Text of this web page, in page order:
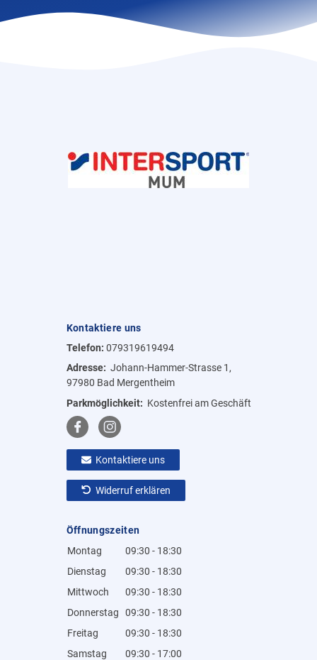
Kontaktiere uns
Telefon: 079319619494
Adresse: Johann-Hammer-Strasse 1,
97980 Bad Mergentheim
Parkmöglichkeit: Kostenfrei am Geschäft
Kontaktiere uns
Widerruf erklären
Öffnungszeiten
Montag
09:30 - 18:30
Dienstag
09:30 - 18:30
Mittwoch
09:30 - 18:30
Donnerstag
09:30 - 18:30
Freitag
09:30 - 18:30
Samstag
09:30 - 17:00